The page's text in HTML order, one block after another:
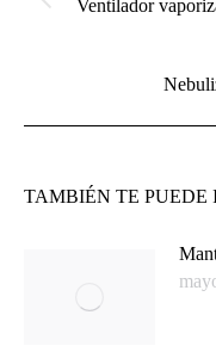
Ventilador
TAMBIÉN TE PUEDE